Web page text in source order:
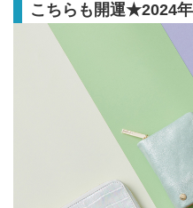
こちらも開運★2024